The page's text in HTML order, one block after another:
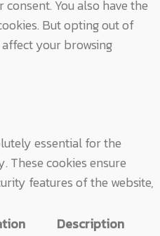
You also have the
But opting out of
your browsing
essential for the
These cookies ensure
features of the website,
Description